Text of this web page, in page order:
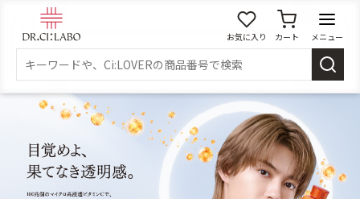
お気に入り カート メニュー
新規会員登録 ログイン
マイページ
スキンケア